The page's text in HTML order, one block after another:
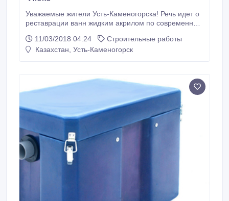
Уважаемые жители Усть-Каменогорска! Речь идет о
реставрации ванн жидким акрилом по современной
со своими чугунными ваннами еще советских
времен. И это правильно, потому что их можно
11/03/2018 04:24
Строительные работы
Казахстан, Усть-Каменогорск